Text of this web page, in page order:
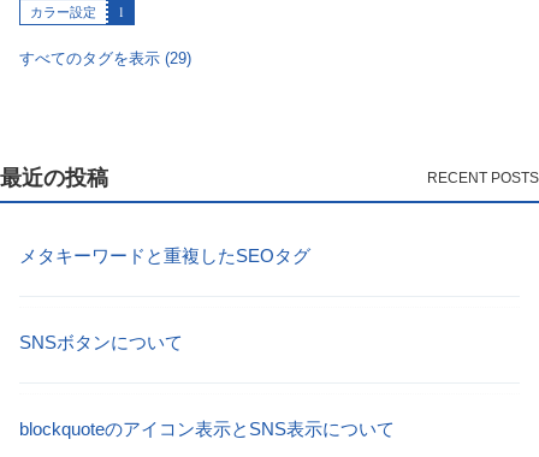
カラー設定
1
すべてのタグを表示 (29)
最近の投稿
メタキーワードと重複したSEOタグ
SNSボタンについて
blockquoteのアイコン表示とSNS表示について